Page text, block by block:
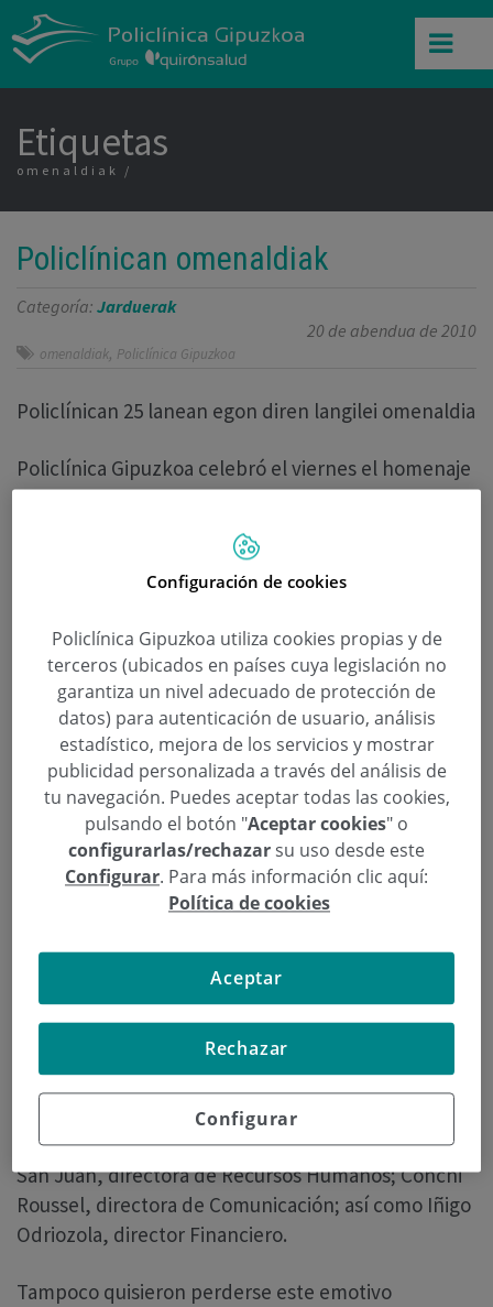
Etiquetas
omenaldiak
Policlínican omenaldiak
Categoría: Jarduerak
20 de abendua de 2010
omenaldiak, Policlínica Gipuzkoa
Policlínican 25 lanean egon diren langilei omenaldia
Policlínica Gipuzkoa celebró el viernes el homenaje
a las personas que este año cumplen 25 años
trabajando en la clínica, ocasión que aprovecharon
para brindar por las fiestas navideñas y el nuevo
El doctor Ignacio Gallo, presidente en funciones de
Policlínica y el doctor Javier Montes, miembro del
Consejo de Administración, fueron los encargados
de hacer entrega de un reloj a cada homenajeada a
modo de reconocimiento por la labor y el esfuerzo
realizado a lo largo de todos estos años.
Las homenajeadas, Arantxa López de Goikoetxea,
María Teresa Múgica, María José Elósegui, Ingrid
Arrázola, Miriam Soria y Mª Sol Pérez, que
recibieron este reconocimiento con gran ilusión y
emocionadas por el apoyo recibido por parte de sus
compañeros.
Al acto asistió el cuadro directivo de Policlínica,
como el Dr. Antonio Arraiza, director médico;
Arantxa Sistiaga, directora de Enfermería; Kontxi
San Juan, directora de Recursos Humanos; Conchi
Roussel, directora de Comunicación; así como Iñigo
Odriozola, director Financiero.
Tampoco quisieron perderse este emotivo
Configuración de cookies
Policlínica Gipuzkoa utiliza cookies propias y de
terceros (ubicados en países cuya legislación no
garantiza un nivel adecuado de protección de
datos) para autenticación de usuario, análisis
estadístico, mejora de los servicios y mostrar
publicidad personalizada a través del análisis de
tu navegación. Puedes aceptar todas las cookies,
pulsando el botón "Aceptar cookies" o
configurarlas/rechazarsu uso desde este
Configurar. Para más información clic aquí:
Política de cookies
Configurar
Rechazar
Aceptar